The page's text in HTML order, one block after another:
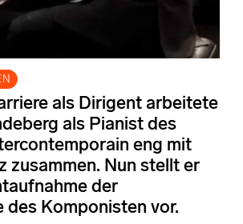
als Dirigent arbeitete
als Pianist des
eng mit
zusammen. Nun stellt er
der
des Komponisten vor.